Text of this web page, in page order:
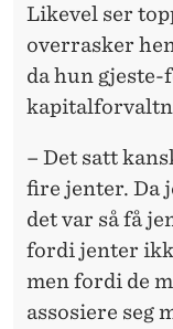
Likevel ser
overrasker
da hun gjeste-
– Det satt
fire jenter. Da
det var så få
fordi jenter
men fordi de
assosiere seg